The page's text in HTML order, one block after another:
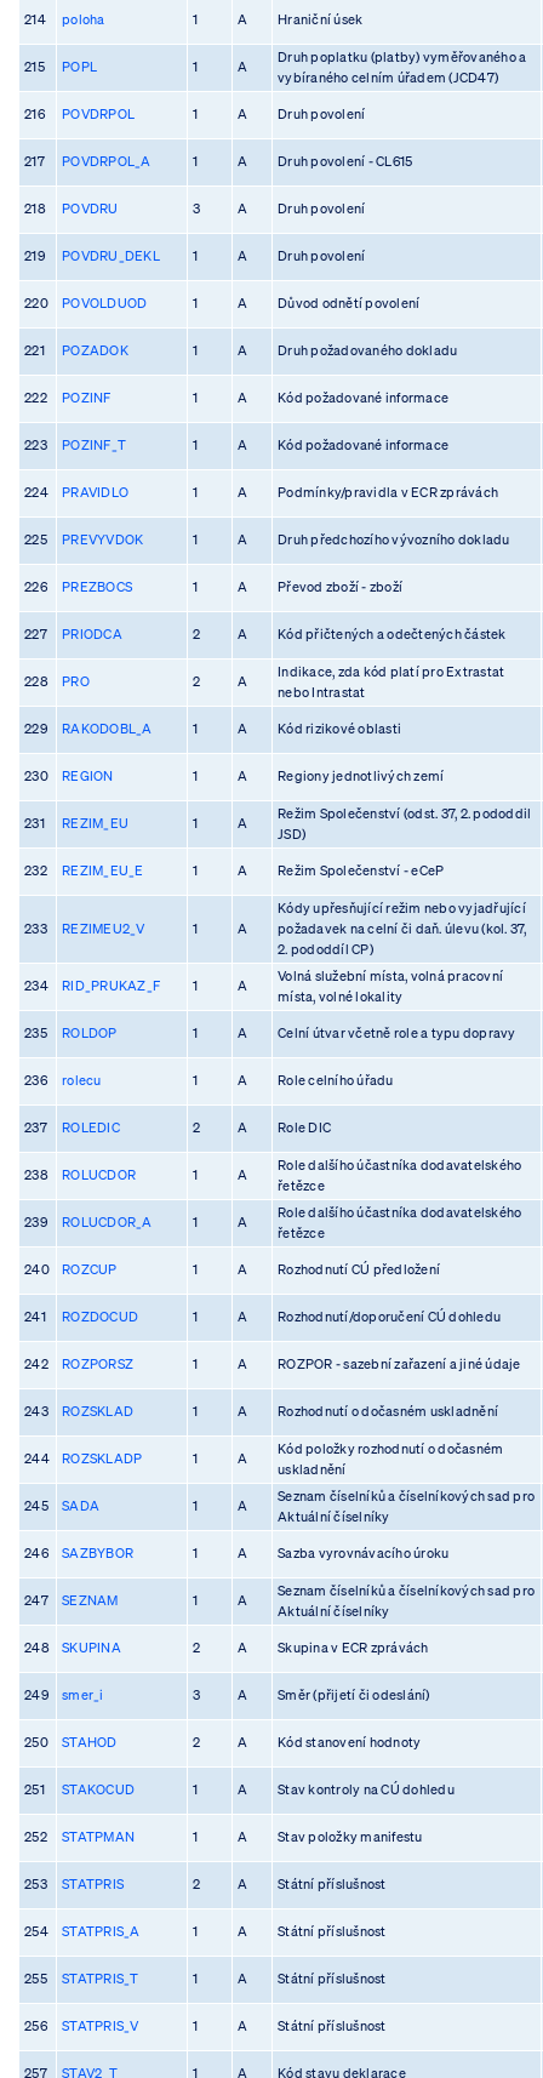
214 poloha 1 A Hraniční úsek
215 POPL 1 A
Druh poplatku (platby) vyměřovaného a
vybíraného celním úřadem (JCD47)
216 POVDRPOL 1 A Druh povolení
217 POVDRPOL_A 1 A Druh povolení - CL615
218 POVDRU 3 A Druh povolení
219 POVDRU_DEKL 1 A Druh povolení
220 POVOLDUOD 1 A Důvod odnětí povolení
221 POZADOK 1 A Druh požadovaného dokladu
222 POZINF 1 A Kód požadované informace
223 POZINF_T 1 A Kód požadované informace
224 PRAVIDLO 1 A Podmínky/pravidla v ECR zprávách
225 PREVYVDOK 1 A Druh předchozího vývozního dokladu
226 PREZBOCS 1 A Převod zboží - zboží
227 PRIODCA 2 A Kód přičtených a odečtených částek
228 PRO 2 A
Indikace, zda kód platí pro Extrastat
nebo Intrastat
229 RAKODOBL_A 1 A Kód rizikové oblasti
230 REGION 1 A Regiony jednotlivých zemí
231 REZIM_EU 1 A
Režim Společenství (odst. 37, 2. pododdil
JSD)
232 REZIM_EU_E 1 A Režim Společenství - eCeP
233 REZIMEU2_V 1 A
Kódy upřesňující režim nebo vyjadřující
požadavek na celní či daň. úlevu (kol. 37,
2. pododdíl CP)
234 RID_PRUKAZ_F 1 A
Volná služební místa, volná pracovní
místa, volné lokality
235 ROLDOP 1 A Celní útvar včetně role a typu dopravy
236 rolecu 1 A Role celního úřadu
237 ROLEDIC 2 A Role DIC
238 ROLUCDOR 1 A
Role dalšího účastníka dodavatelského
řetězce
239 ROLUCDOR_A 1 A
Role dalšího účastníka dodavatelského
řetězce
240 ROZCUP 1 A Rozhodnutí CÚ předložení
241 ROZDOCUD 1 A Rozhodnutí/doporučení CÚ dohledu
242 ROZPORSZ 1 A ROZPOR - sazební zařazení a jiné údaje
243 ROZSKLAD 1 A Rozhodnutí o dočasném uskladnění
244 ROZSKLADP 1 A
Kód položky rozhodnutí o dočasném
uskladnění
245 SADA 1 A
Seznam číselníků a číselníkových sad pro
Aktuální číselníky
246 SAZBYBOR 1 A Sazba vyrovnávacího úroku
247 SEZNAM 1 A
Seznam číselníků a číselníkových sad pro
Aktuální číselníky
248 SKUPINA 2 A Skupina v ECR zprávách
249 smer_i 3 A Směr (přijetí či odeslání)
250 STAHOD 2 A Kód stanovení hodnoty
251 STAKOCUD 1 A Stav kontroly na CÚ dohledu
252 STATPMAN 1 A Stav položky manifestu
253 STATPRIS 2 A Státní příslušnost
254 STATPRIS_A 1 A Státní příslušnost
255 STATPRIS_T 1 A Státní příslušnost
256 STATPRIS_V 1 A Státní příslušnost
257 STAV2_T 1 A Kód stavu deklarace